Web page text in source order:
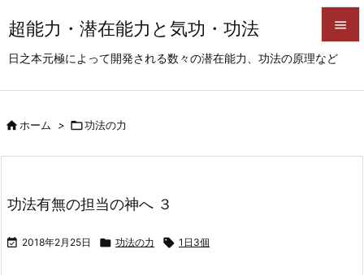
超能力・潜在能力と気功・功法
日之本元極によって開発される数々の潜在能力、功法の原理など


前へ
ホーム > 功法の力
功法有無の担当の神へ ３
 2018年2月25日  功法の力  1日3個